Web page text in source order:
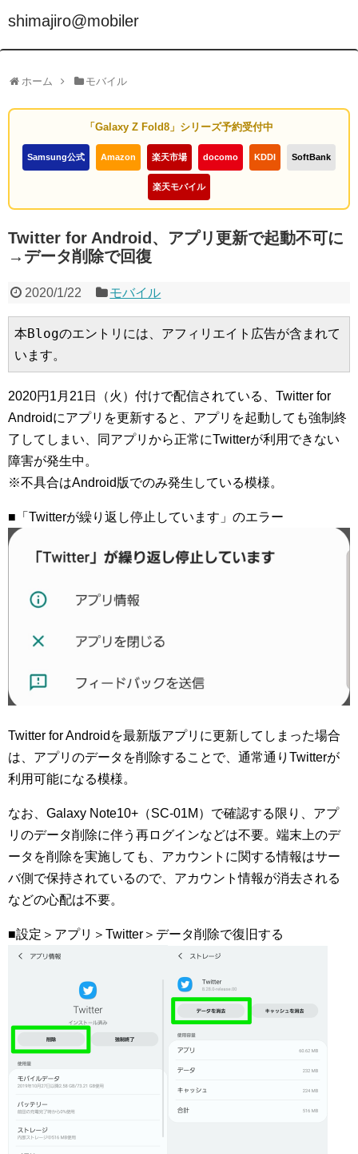
shimajiro@mobiler
ホーム モバイル
「Galaxy Z Fold8」シリーズ予約受付中
Samsung公式 Amazon 楽天市場 docomo KDDI SoftBank
楽天モバイル
Twitter for Android、アプリ更新で起動不可に
→データ削除で回復
2020/1/22 モバイル
本Blogのエントリには、アフィリエイト広告が含まれて
います。
2020円1月21日（火）付けで配信されている、Twitter for
Androidにアプリを更新すると、アプリを起動しても強制終
了してしまい、同アプリから正常にTwitterが利用できない
障害が発生中。
※不具合はAndroid版でのみ発生している模様。
■「Twitterが繰り返し停止しています」のエラー
Twitter for Androidを最新版アプリに更新してしまった場合
は、アプリのデータを削除することで、通常通りTwitterが
利用可能になる模様。
なお、Galaxy Note10+（SC-01M）で確認する限り、アプ
リのデータ削除に伴う再ログインなどは不要。端末上のデ
ータを削除を実施しても、アカウントに関する情報はサー
バ側で保持されているので、アカウント情報が消去される
などの心配は不要。
■設定＞アプリ＞Twitter＞データ削除で復旧する